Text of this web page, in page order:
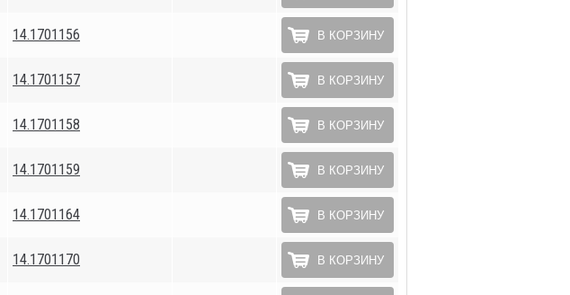
14.1701156 В КОРЗИНУ
14.1701157 В КОРЗИНУ
14.1701158 В КОРЗИНУ
14.1701159 В КОРЗИНУ
14.1701164 В КОРЗИНУ
14.1701170 В КОРЗИНУ